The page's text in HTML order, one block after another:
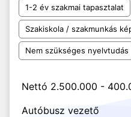
1-2 év szakmai tapasztalat
Szakiskola / szakmunkás
Nem szükséges nyelvtudás
Nettó 2.500.000 -
Autóbusz vezető